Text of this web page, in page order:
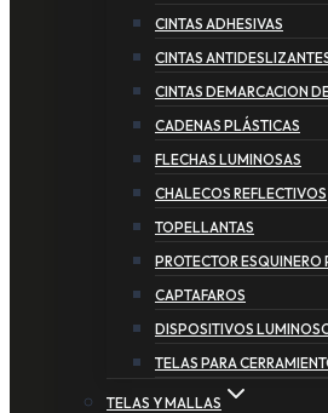
CINTAS ADHESIVAS
CINTAS
CINTAS DEMARCACION
CADENAS PLÁSTICAS
FLECHAS LUMINOSAS
CHALECOS REFLECTIVOS
TOPELLANTAS
PROTECTOR ESQUINERO
CAPTAFAROS
DISPOSITIVOS
TELAS PARA
TELAS Y MALLAS